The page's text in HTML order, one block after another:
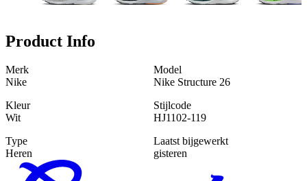
Product Info
Merk
Nike
Model
Nike Structure 26
Kleur
Wit
Stijlcode
HJ1102-119
Type
Heren
Laatst bijgewerkt
gisteren